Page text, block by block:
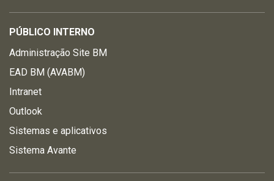
PÚBLICO INTERNO
Administração Site BM
EAD BM (AVABM)
Intranet
Outlook
Sistemas e aplicativos
Sistema Avante